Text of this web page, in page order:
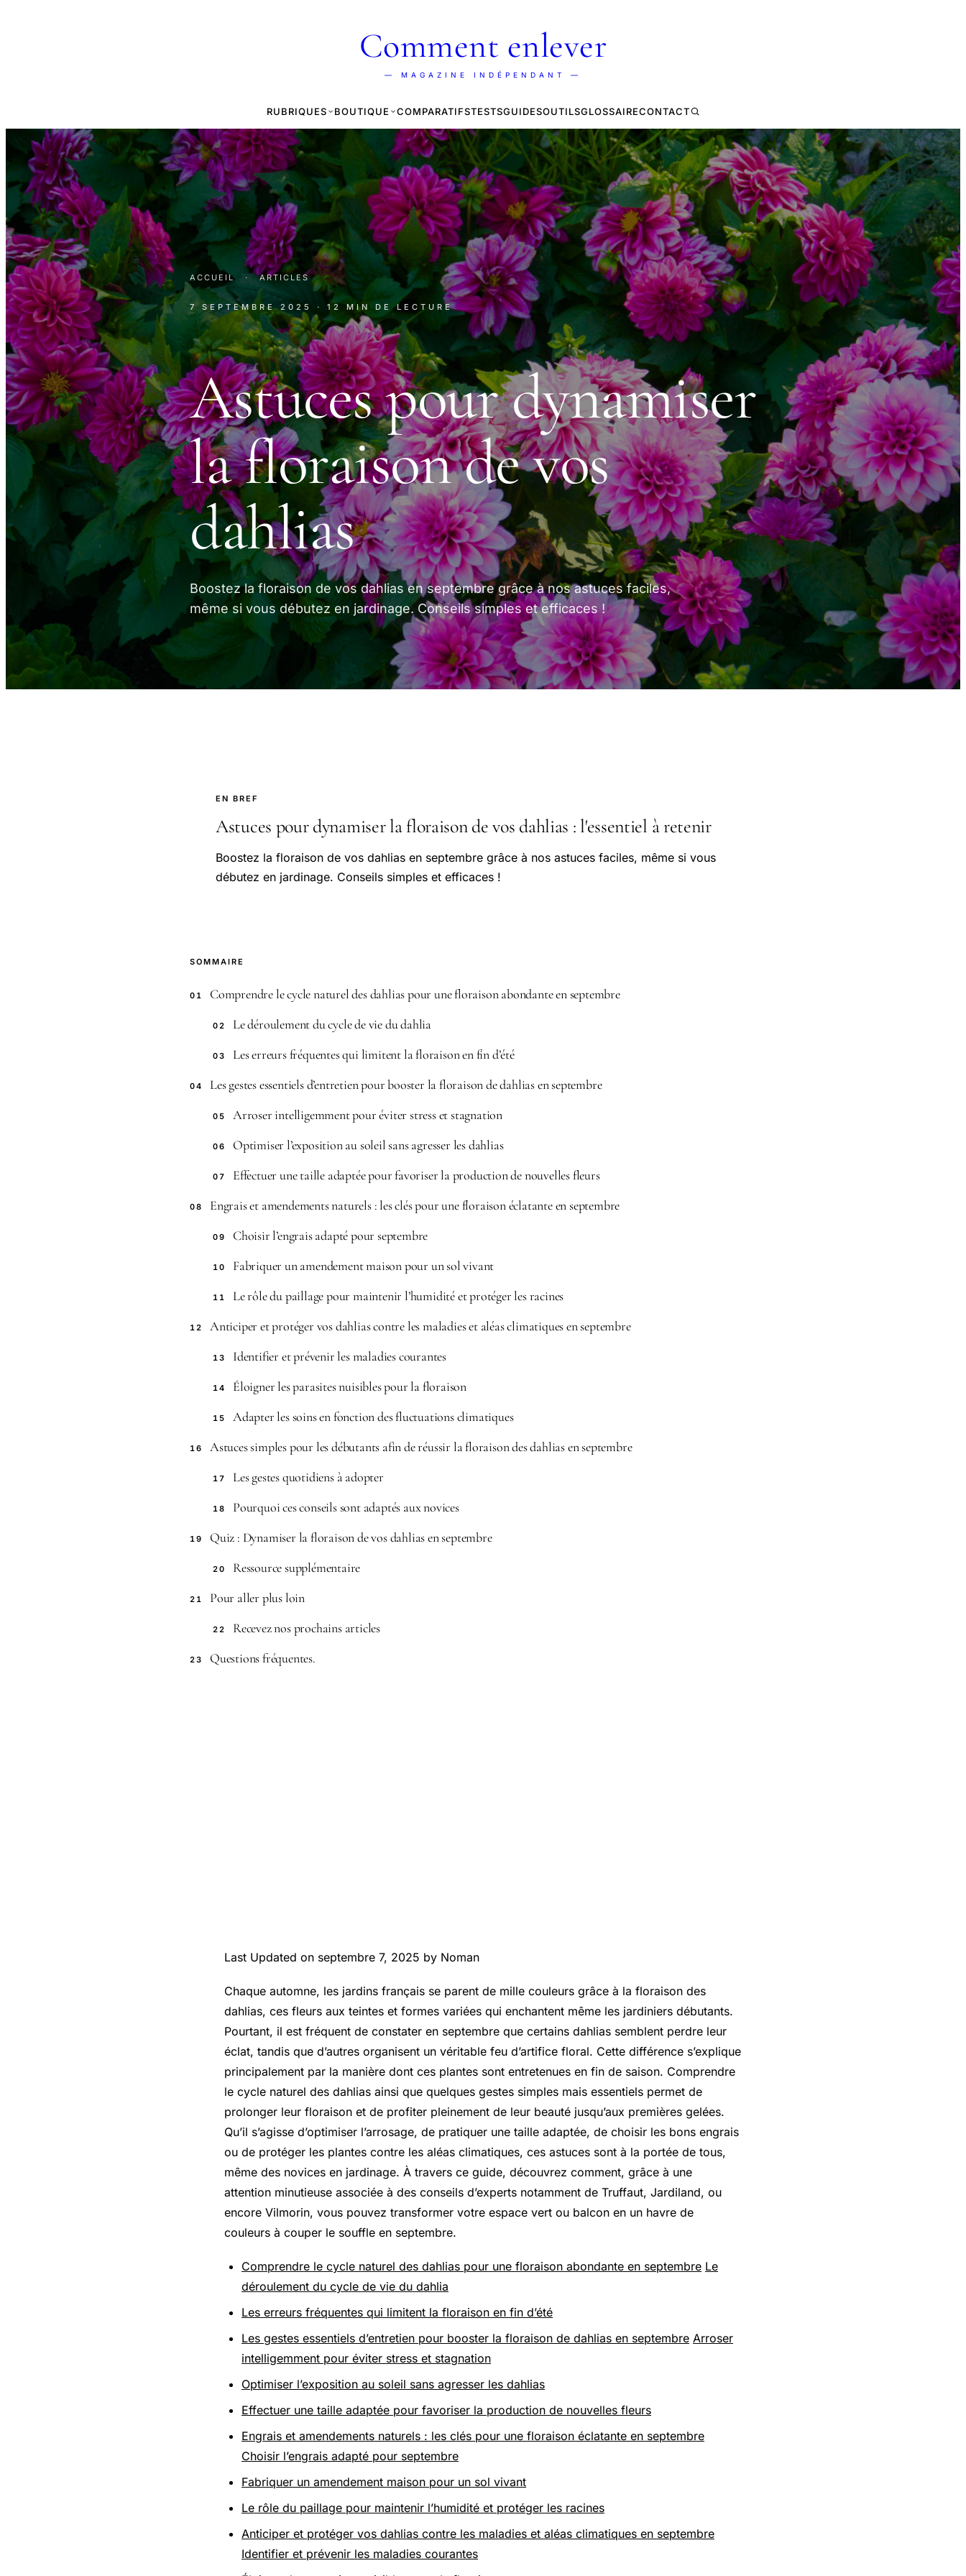
Comment enlever
— MAGAZINE INDÉPENDANT —
RUBRIQUES BOUTIQUE COMPARATIFSTESTSGUIDESOUTILSGLOSSAIRECONTACT
ACCUEIL · ARTICLES
7 SEPTEMBRE 2025 · 12 MIN DE LECTURE
Astuces pour dynamiser
la floraison de vos
dahlias
Boostez la floraison de vos dahlias en septembre grâce à nos astuces faciles,
même si vous débutez en jardinage. Conseils simples et efficaces !
EN BREF
Astuces pour dynamiser la floraison de vos dahlias : l'essentiel à retenir
Boostez la floraison de vos dahlias en septembre grâce à nos astuces faciles, même si vous
débutez en jardinage. Conseils simples et efficaces !
SOMMAIRE
01 Comprendre le cycle naturel des dahlias pour une floraison abondante en septembre
02 Le déroulement du cycle de vie du dahlia
03 Les erreurs fréquentes qui limitent la floraison en fin d’été
04 Les gestes essentiels d’entretien pour booster la floraison de dahlias en septembre
05 Arroser intelligemment pour éviter stress et stagnation
06 Optimiser l’exposition au soleil sans agresser les dahlias
07 Effectuer une taille adaptée pour favoriser la production de nouvelles fleurs
08 Engrais et amendements naturels : les clés pour une floraison éclatante en septembre
09 Choisir l’engrais adapté pour septembre
10 Fabriquer un amendement maison pour un sol vivant
11 Le rôle du paillage pour maintenir l’humidité et protéger les racines
12 Anticiper et protéger vos dahlias contre les maladies et aléas climatiques en septembre
13 Identifier et prévenir les maladies courantes
14 Éloigner les parasites nuisibles pour la floraison
15 Adapter les soins en fonction des fluctuations climatiques
16 Astuces simples pour les débutants afin de réussir la floraison des dahlias en septembre
17 Les gestes quotidiens à adopter
18 Pourquoi ces conseils sont adaptés aux novices
19 Quiz : Dynamiser la floraison de vos dahlias en septembre
20 Ressource supplémentaire
21 Pour aller plus loin
22 Recevez nos prochains articles
23 Questions fréquentes.
Last Updated on septembre 7, 2025 by Noman
Chaque automne, les jardins français se parent de mille couleurs grâce à la floraison des
dahlias, ces fleurs aux teintes et formes variées qui enchantent même les jardiniers débutants.
Pourtant, il est fréquent de constater en septembre que certains dahlias semblent perdre leur
éclat, tandis que d’autres organisent un véritable feu d’artifice floral. Cette différence s’explique
principalement par la manière dont ces plantes sont entretenues en fin de saison. Comprendre
le cycle naturel des dahlias ainsi que quelques gestes simples mais essentiels permet de
prolonger leur floraison et de profiter pleinement de leur beauté jusqu’aux premières gelées.
Qu’il s’agisse d’optimiser l’arrosage, de pratiquer une taille adaptée, de choisir les bons engrais
ou de protéger les plantes contre les aléas climatiques, ces astuces sont à la portée de tous,
même des novices en jardinage. À travers ce guide, découvrez comment, grâce à une
attention minutieuse associée à des conseils d’experts notamment de Truffaut, Jardiland, ou
encore Vilmorin, vous pouvez transformer votre espace vert ou balcon en un havre de
couleurs à couper le souffle en septembre.
Comprendre le cycle naturel des dahlias pour une floraison abondante en septembre Le
déroulement du cycle de vie du dahlia
Les erreurs fréquentes qui limitent la floraison en fin d’été
Les gestes essentiels d’entretien pour booster la floraison de dahlias en septembre Arroser
intelligemment pour éviter stress et stagnation
Optimiser l’exposition au soleil sans agresser les dahlias
Effectuer une taille adaptée pour favoriser la production de nouvelles fleurs
Engrais et amendements naturels : les clés pour une floraison éclatante en septembre
Choisir l’engrais adapté pour septembre
Fabriquer un amendement maison pour un sol vivant
Le rôle du paillage pour maintenir l’humidité et protéger les racines
Anticiper et protéger vos dahlias contre les maladies et aléas climatiques en septembre
Identifier et prévenir les maladies courantes